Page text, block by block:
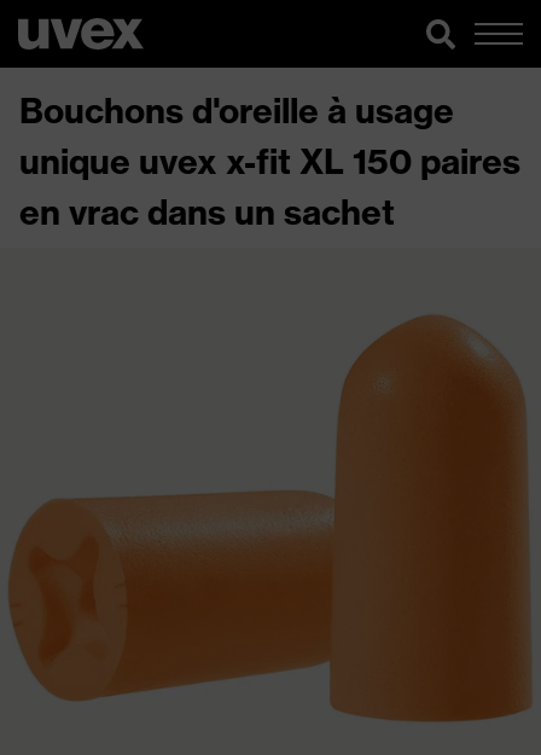
Bouchons d'oreille à usage
unique uvex x-fit XL 150 paires
en vrac dans un sachet